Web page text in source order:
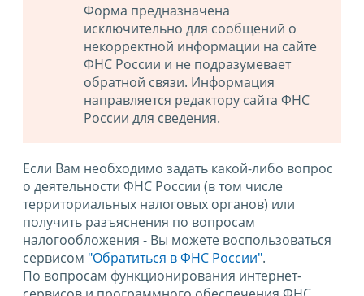
Форма предназначена
исключительно для сообщений о
некорректной информации на сайте
ФНС России и не подразумевает
обратной связи. Информация
направляется редактору сайта ФНС
России для сведения.
Если Вам необходимо задать какой-либо вопрос
о деятельности ФНС России (в том числе
территориальных налоговых органов) или
получить разъяснения по вопросам
налогообложения - Вы можете воспользоваться
сервисом "Обратиться в ФНС России".
По вопросам функционирования интернет-